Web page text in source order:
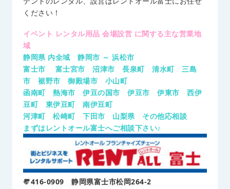
ください！
イベント レンタル用品 会場設営 に関する主な営業地
域
静岡県 内全域 静岡市 ～ 浜松市
富士市 富士宮市 沼津市 長泉町 清水町 三島
市 裾野市 御殿場市 小山町
函南町 熱海市 伊豆の国市 伊豆市 伊東市 西伊
豆町 東伊豆町 南伊豆町
河津町 松崎町 下田市 山梨県 その他応相談
まずはレントオール富士へご相談下さい♪
〠416-0909 静岡県富士市松岡264-2